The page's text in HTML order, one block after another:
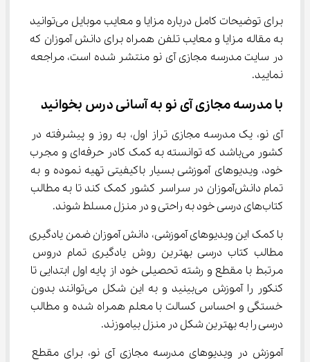
برای توضیحات کامل درباره مزایا و معایب موبایل می‌توانید
به مقاله مزایا و معایب تلفن همراه برای دانش‌ آموزان که
در سایت مدرسه مجازی آی نو منتشر شده است، مراجعه
نمایید.
با مدرسه مجازی آی نو به آسانی درس بخوانید
آی نو، یک مدرسه مجازی تراز اول، به روز و پیشرفته در
کشور می‌باشد که توانسته به کمک کادر حرفه‌ای و مجرب
خود، ویدیوهای آموزشی بسیار باکیفیتی تهیه نموده و به
تمام دانش‌آموزان در سراسر کشور کمک کند تا به مطالب
کتاب‌های درسی خود به راحتی و در منزل مسلط شوند.
با کمک این ویدیوهای آموزشی، دانش آموزان ضمن یادگیری
مطالب کتاب درسی بهترین روش یادگیری تمام دروس
مرتبط با مقطع و رشته تحصیلی خود از پایه اول ابتدایی تا
کنکور را آموزش می‌بینید و به این شکل می‌توانند بدون
خستگی و احساس کسالت با معلم همراه شده و مطالب
درسی را به بهترین شکل در منزل بیاموزند.
آموزش در ویدیوهای مدرسه مجازی آی نو، برای مقطع